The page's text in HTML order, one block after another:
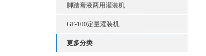
脚踏膏液两用灌装机
GF-100定量灌装机
更多分类